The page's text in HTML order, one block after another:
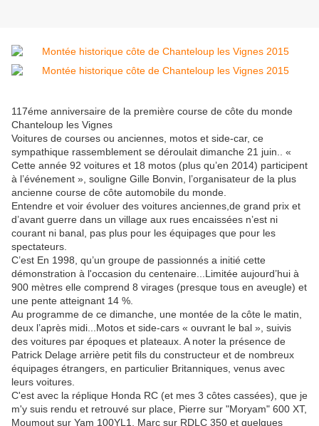
117éme anniversaire de la première course de côte du monde
Chanteloup les Vignes
Voitures de courses ou anciennes, motos et side-car, ce
sympathique rassemblement se déroulait dimanche 21 juin.. «
Cette année 92 voitures et 18 motos (plus qu’en 2014) participent
à l’événement », souligne Gille Bonvin, l’organisateur de la plus
ancienne course de côte automobile du monde.
Entendre et voir évoluer des voitures anciennes,de grand prix et
d’avant guerre dans un village aux rues encaissées n’est ni
courant ni banal, pas plus pour les équipages que pour les
spectateurs.
C’est En 1998, qu’un groupe de passionnés a initié cette
démonstration à l'occasion du centenaire...Limitée aujourd’hui à
900 mètres elle comprend 8 virages (presque tous en aveugle) et
une pente atteignant 14 %.
Au programme de ce dimanche, une montée de la côte le matin,
deux l’après midi...Motos et side-cars « ouvrant le bal », suivis
des voitures par époques et plateaux. A noter la présence de
Patrick Delage arrière petit fils du constructeur et de nombreux
équipages étrangers, en particulier Britanniques, venus avec
leurs voitures.
C'est avec la réplique Honda RC (et mes 3 côtes cassées), que je
m'y suis rendu et retrouvé sur place, Pierre sur "Moryam" 600 XT,
Moumout sur Yam 100YL1, Marc sur RDLC 350 et quelques